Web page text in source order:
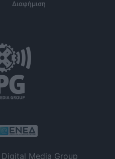
Διαφήμιση
Media Group